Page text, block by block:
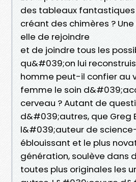
des tableaux fantastiques
créant des chimères ?
elle de rejoindre
et de joindre tous les
qu&#039;on lui
homme peut-il confier au
femme le soin
cerveau ? Autant de
d&#039;autres, que Greg
l&#039;auteur de
éblouissant et le plus
génération, soulève dans
toutes plus originales les